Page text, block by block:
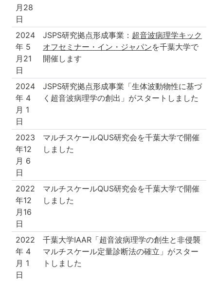
月28
日
2024
年 5
月21
日
JSPS研究拠点形成事業： 超音波病理学キック
オフセミナー・イン・ジャパンを千葉大学で
開催します
2024
年 4
月 1
日
JSPS研究拠点形成事業「生体波動物性に基づ
く超音波病理学の創出」がスタートしました
2023
年12
月 6
日
マルチスケールQUS研究会を千葉大学で開催
しました
2022
年12
月16
日
マルチスケールQUS研究会を千葉大学で開催
しました
2022
年 4
月 1
日
千葉大学IAAR「超音波病理学の創生と非侵襲
マルチスケール定量診断法の確立」がスター
トしました